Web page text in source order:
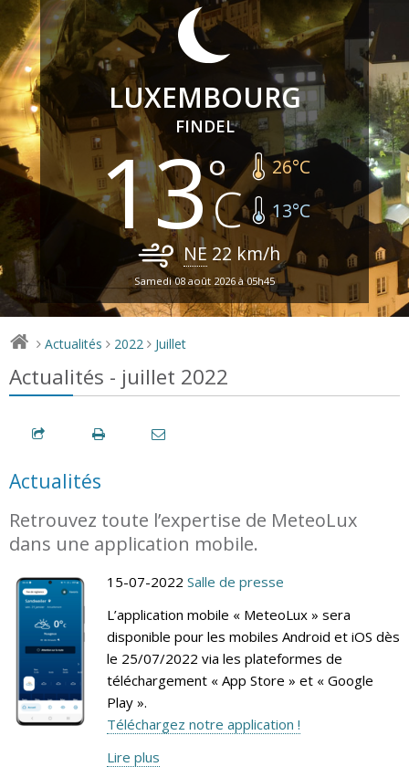
LUXEMBOURG
FINDEL
13 26°C
13°C
NE 22 km/h
Samedi 08 août 2026 à 05h45
> Actualités > 2022 > Juillet
Actualités - juillet 2022
Actualités
Retrouvez toute l’expertise de MeteoLux
dans une application mobile.
15-07-2022 Salle de presse
L’application mobile « MeteoLux » sera
disponible pour les mobiles Android et iOS dès
le 25/07/2022 via les plateformes de
téléchargement « App Store » et « Google
Play ».
Téléchargez notre application !
Lire plus